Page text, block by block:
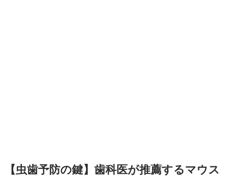
【虫歯予防の鍵】歯科医が推薦するマウス